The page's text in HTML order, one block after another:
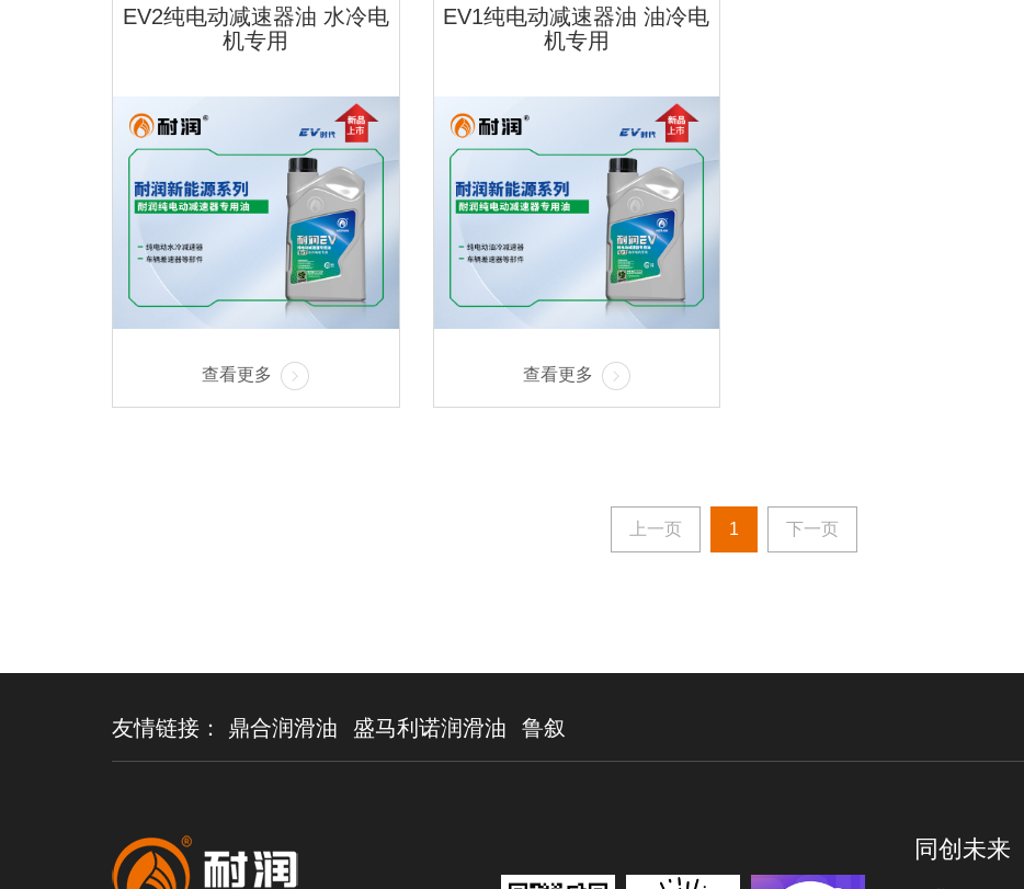
EV2纯电动减速器油 水冷电
机专用
查看更多
EV1纯电动减速器油 油冷电
机专用
查看更多
上一页 1 下一页
友情链接： 鼎合润滑油 盛马利诺润滑油 鲁叙
同创未来